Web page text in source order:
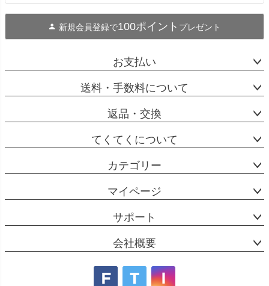
新規会員登録で100ポイント プレゼント
お支払い
送料・手数料について
返品・交換
てくてくについて
カテゴリー
マイページ
サポート
会社概要